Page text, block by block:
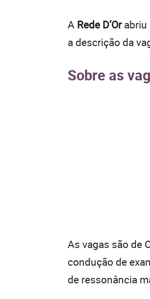
A Rede D’Orabriu
a descrição da
Sobre as
As vagas são de
condução de
de ressonância